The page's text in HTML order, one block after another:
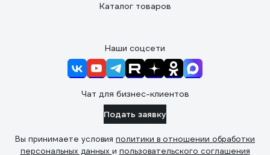
Каталог товаров
Наши соцсети
Чат для бизнес-клиентов
Подать заявку
Вы принимаете условия политики в отношении обработки
персональных данных и пользовательского соглашения